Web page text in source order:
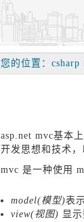
您的位置：
asp.net mvc基本
开发思想和技术，
mvc 是一种使用
model(模型)表
view(视图) 显